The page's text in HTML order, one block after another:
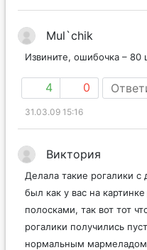
Mul`chik
Извините, ошибочка – 80
4 0
31.03.09 15:16
Виктория
Делала такие рогалики
был как у вас на
полосками, так вот тот
рогалики получились
нормальным мармеладом